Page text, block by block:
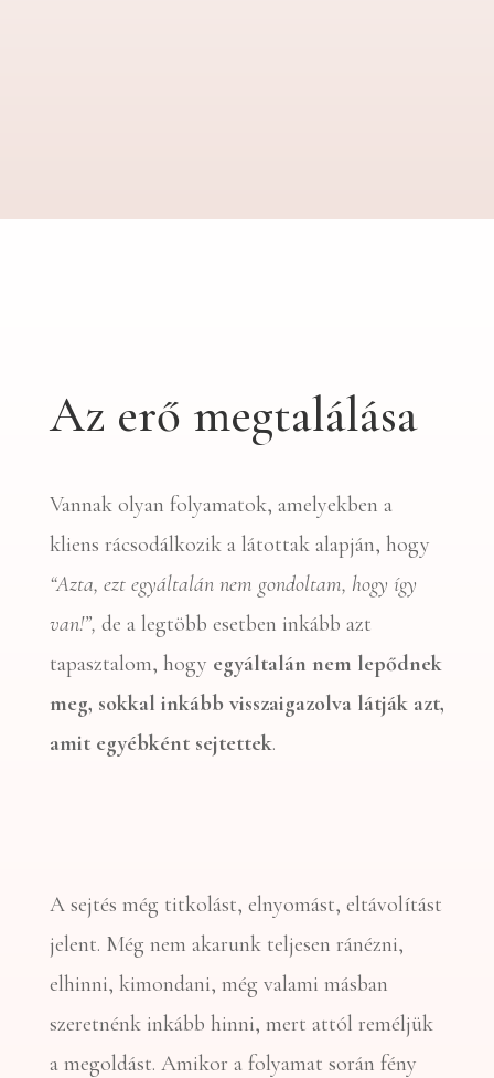
Az erő megtalálása
Vannak olyan folyamatok, amelyekben a
kliens rácsodálkozik a látottak alapján, hogy
“Azta, ezt egyáltalán nem gondoltam, hogy így
van!”, de a legtöbb esetben inkább azt
tapasztalom, hogy egyáltalán nem lepődnek
meg, sokkal inkább visszaigazolva látják azt,
amit egyébként sejtettek.
A sejtés még titkolást, elnyomást, eltávolítást
jelent. Még nem akarunk teljesen ránézni,
elhinni, kimondani, még valami másban
szeretnénk inkább hinni, mert attól reméljük
a megoldást. Amikor a folyamat során fény